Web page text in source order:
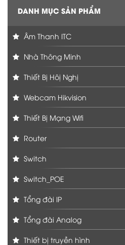
DANH MỤC SẢN PHẨM
Âm Thanh ITC
Nhà Thông Minh
Thiết Bị Hôị Nghị
Webcam Hikvision
Thiết Bị Mạng Wifi
Router
Switch
Switch_POE
Tổng đài IP
Tổng đài Analog
Thiết bị truyền hình